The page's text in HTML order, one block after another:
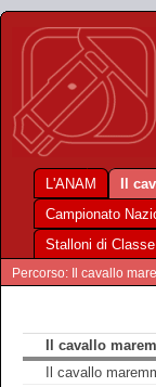
L'ANAM Il
Campionato
Stalloni di
Percorso: Il cavallo
Il cavallo
Il cavallo